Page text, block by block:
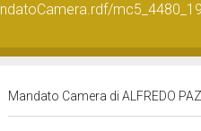
Mandato Camera di ALFREDO